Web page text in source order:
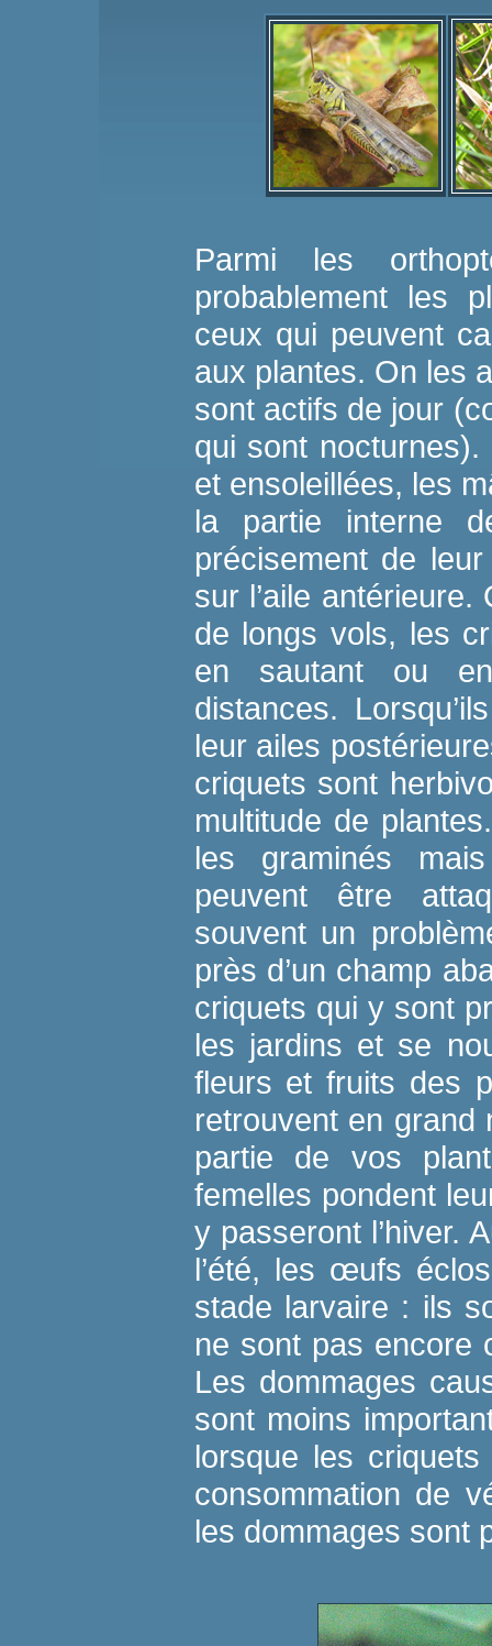
Parmi les
probablement les
ceux qui peuvent
aux plantes. On les
sont actifs de jour
qui sont
et ensoleillées, les
la partie interne
précisement de
sur l’aile antérieure.
de longs vols, les
en sautant ou
distances.
leur ailes
criquets sont
multitude de
les graminés
peuvent être
souvent un
près d’un champ
criquets qui y sont
les jardins et se
fleurs et fruits des
retrouvent en grand
partie de vos
femelles pondent
y passeront l’hiver.
l’été, les œufs
stade larvaire : ils
ne sont pas encore
Les dommages
sont moins
lorsque les
consommation de
les dommages sont